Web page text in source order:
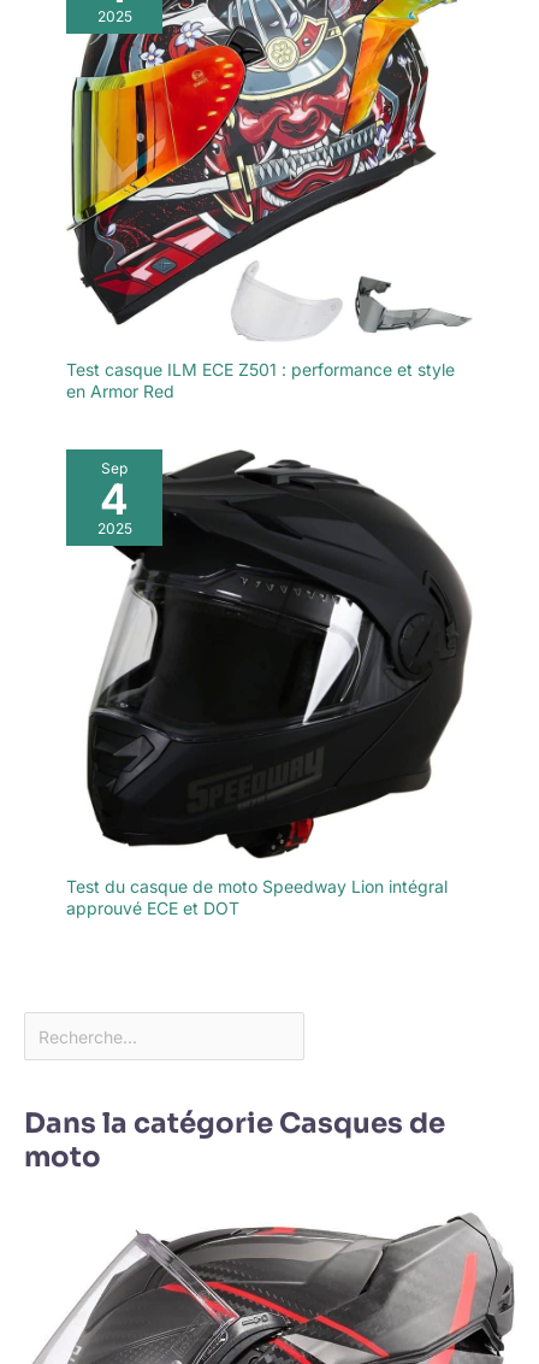
2025
Test casque ILM ECE Z501 : performance et style
en Armor Red
Sep
4
2025
Test du casque de moto Speedway Lion intégral
approuvé ECE et DOT
Dans la catégorie Casques de
moto